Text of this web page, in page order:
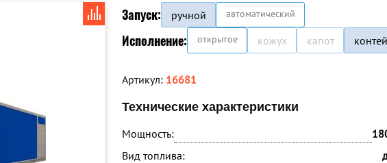
Запуск: ручной автоматический
Исполнение: открытое кожух капот
Артикул: 16681
Технические характеристики
Мощность:
Вид топлива: